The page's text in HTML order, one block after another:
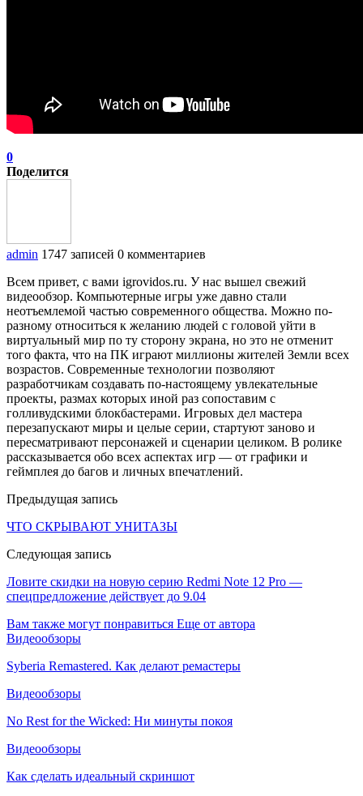
0
Поделится
admin 1747 записей 0 комментариев
Всем привет, с вами igrovidos.ru. У нас вышел свежий
видеообзор. Компьютерные игры уже давно стали
неотъемлемой частью современного общества. Можно по-
разному относиться к желанию людей с головой уйти в
виртуальный мир по ту сторону экрана, но это не отменит
того факта, что на ПК играют миллионы жителей Земли всех
возрастов. Современные технологии позволяют
разработчикам создавать по-настоящему увлекательные
проекты, размах которых иной раз сопоставим с
голливудскими блокбастерами. Игровых дел мастера
перезапускают миры и целые серии, стартуют заново и
пересматривают персонажей и сценарии целиком. В ролике
рассказывается обо всех аспектах игр — от графики и
геймплея до багов и личных впечатлений.
Предыдущая запись
ЧТО СКРЫВАЮТ УНИТАЗЫ
Следующая запись
Ловите скидки на новую серию Redmi Note 12 Pro —
спецпредложение действует до 9.04
Вам также могут понравиться Еще от автора
Видеообзоры
Syberia Remastered. Как делают ремастеры
Видеообзоры
No Rest for the Wicked: Ни минуты покоя
Видеообзоры
Как сделать идеальный скриншот